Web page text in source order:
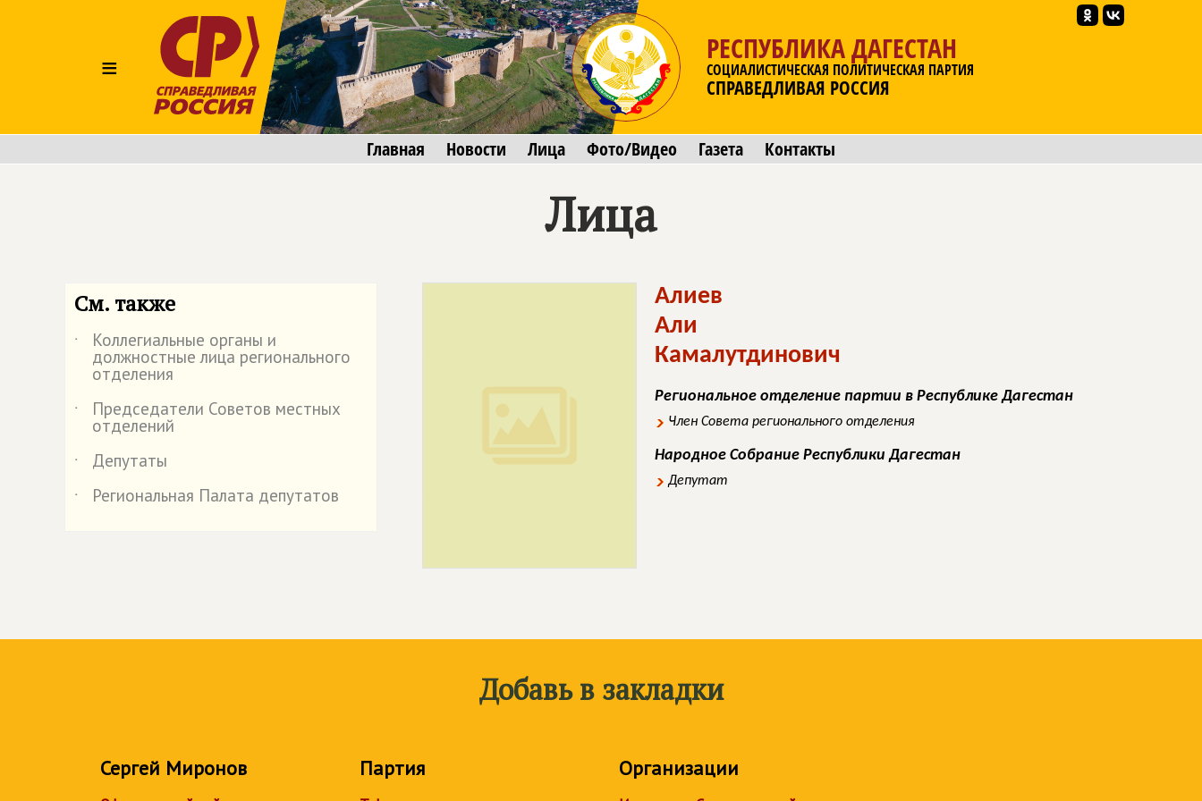
≡
РЕСПУБЛИКА ДАГЕСТАН
СОЦИАЛИСТИЧЕСКАЯ ПОЛИТИЧЕСКАЯ ПАРТИЯ
СПРАВЕДЛИВАЯ РОССИЯ
Главная Новости Лица Фото/Видео Газета Контакты
Лица
См. также
˙ Коллегиальные органы и
должностные лица регионального
отделения
˙
Председатели Советов местных
отделений
˙
Депутаты
˙
Региональная Палата депутатов
Алиев
Али
Камалутдинович
Региональное отделение партии в Республике Дагестан
Член Совета регионального отделения
Народное Собрание Республики Дагестан
Депутат
Добавь в закладки
Сергей Миронов Партия Организации